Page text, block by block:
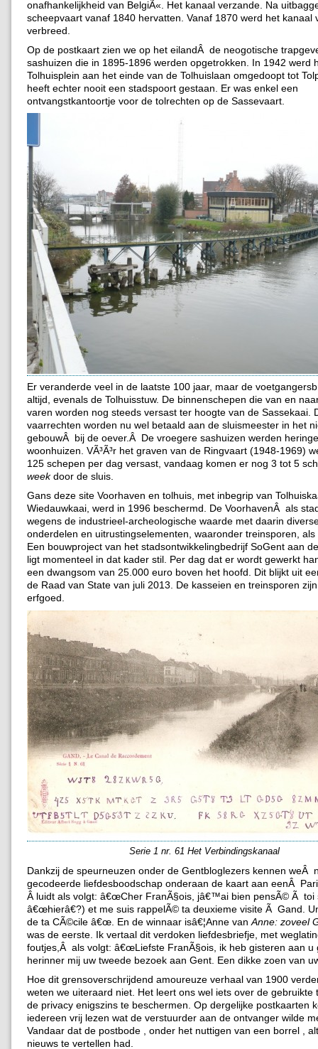
onafhankelijkheid van BelgiÃ«. Het kanaal verzande. Na
scheepvaart vanaf 1840 hervatten. Vanaf 1870 werd het kanaal
verbreed.
Op de postkaart zien we op het eilandÂ de neogotische
sashuizen die in 1895-1896 werden opgetrokken. In 1942 werd
Tolhuisplein aan het einde van de Tolhuislaan omgedoopt tot
heeft echter nooit een stadspoort gestaan. Er was enkel een
ontvangstkantoortje voor de tolrechten op de Sassevaart.
Er veranderde veel in de laatste 100 jaar, maar de
altijd, evenals de Tolhuisstuw. De binnenschepen die van en
varen worden nog steeds versast ter hoogte van de Sassekaai.
vaarrechten worden nu wel betaald aan de sluismeester in het
gebouwÂ bij de oever.Â De vroegere sashuizen werden
woonhuizen. VÃ³Ã³r het graven van de Ringvaart (1948-1969)
125 schepen per dag versast, vandaag komen er nog 3 tot 5
weekdoor de sluis.
Gans deze site Voorhaven en tolhuis, met inbegrip van
Wiedauwkaai, werd in 1996 beschermd. De VoorhavenÂ als
wegens de industrieel-archeologische waarde met daarin
onderdelen en uitrustingselementen, waaronder treinsporen,
Een bouwproject van het stadsontwikkelingbedrijf SoGent aan
ligt momenteel in dat kader stil. Per dag dat er wordt gewerkt
een dwangsom van 25.000 euro boven het hoofd. Dit blijkt uit
de Raad van State van juli 2013. De kasseien en treinsporen
erfgoed.
Serie 1 nr. 61 Het Verbindingskanaal
Dankzij de speurneuzen onder de Gentbloglezers kennen weÂ
gecodeerde liefdesboodschap onderaan de kaart aan eenÂ
Â luidt als volgt: â€œCher FranÃ§ois, jâ€™ai bien pensÃ© Ã toi
â€œhierâ€?) et me suis rappelÃ© ta deuxieme visite Ã Gand.
de ta CÃ©cile â€œ. En de winnaar isâ€¦Anne vanAnne: zoveel
was de eerste. Ik vertaal dit verdoken liefdesbriefje, met
foutjes,Â als volgt: â€œLiefste FranÃ§ois, ik heb gisteren aan u
herinner mij uw tweede bezoek aan Gent. Een dikke zoen van
Hoe dit grensoverschrijdend amoureuze verhaal van 1900
weten we uiteraard niet. Het leert ons wel iets over de gebruikte
de privacy enigszins te beschermen. Op dergelijke postkaarten
iedereen vrij lezen wat de verstuurder aan de ontvanger wilde
Vandaar dat de postbode , onder het nuttigen van een borrel ,
nieuws te vertellen had.